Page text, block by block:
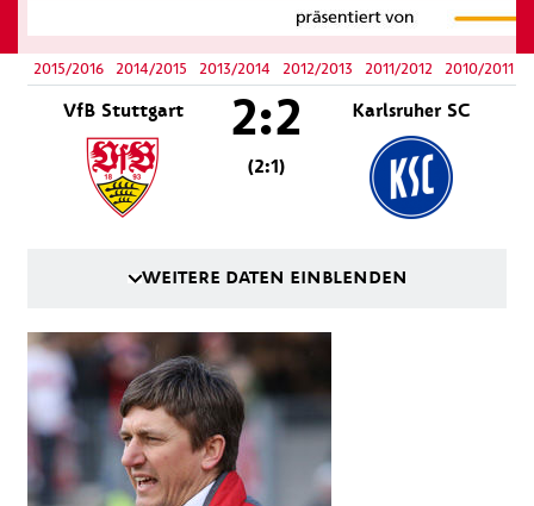
2015/2016 2014/2015 2013/2014 2012/2013 2011/2012 2010/2011
VfB Stuttgart Karlsruher SC
2:2
(2:1)
WEITERE DATEN EINBLENDEN